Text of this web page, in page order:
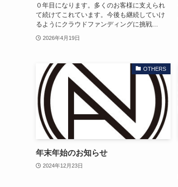
０年目になります。多くのお客様に支えられ
て続けてこれています。今後も継続していけ
るようにクラウドファンディングに挑戦...
2026年4月19日
OTHERS
年末年始のお知らせ
2024年12月23日